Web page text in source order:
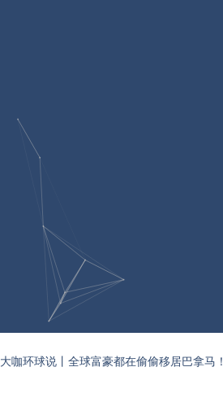
大咖环球说丨全球富豪都在偷偷移居巴拿马